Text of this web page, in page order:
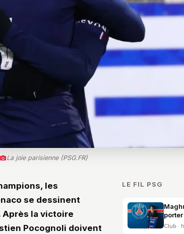
La joie parisienne (PSG.FR)
les
se dessinent
la victoire
Pocognoli doivent
LE FIL PSG
Club ·